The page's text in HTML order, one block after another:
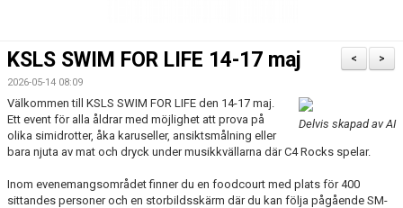
KSLS WEBBSHOP
BLI PARTNER
JOBBA HOS OSS!
FÖRÄLDER
>
<
KSLS SWIM FOR LIFE 14-17 maj
2026-05-14 08:09
Delvis skapad av AI
Välkommen till KSLS SWIM FOR LIFE den 14-17 maj.
Ett event för alla åldrar med möjlighet att prova på
olika simidrotter, åka karuseller, ansiktsmålning eller
bara njuta av mat och dryck under musikkvällarna där C4 Rocks spelar.
Inom evenemangsområdet finner du en foodcourt med plats för 400
sittandes personer och en storbildsskärm där du kan följa pågående SM-